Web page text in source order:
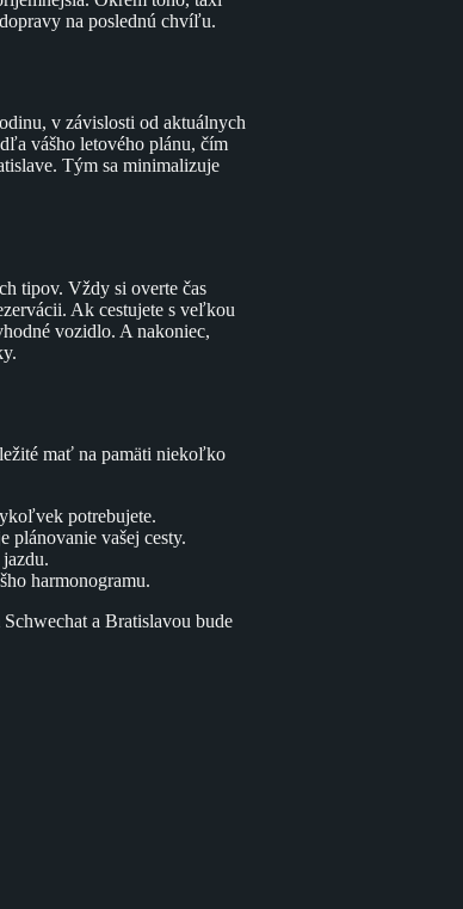
na poslednú chvíľu.
v závislosti od aktuálnych
vášho letového plánu, čím
Tým sa minimalizuje
tipov. Vždy si overte čas
Ak cestujete s veľkou
vozidlo. A nakoniec,
mať na pamäti niekoľko
potrebujete.
plánovanie vašej cesty.
harmonogramu.
a Bratislavou bude